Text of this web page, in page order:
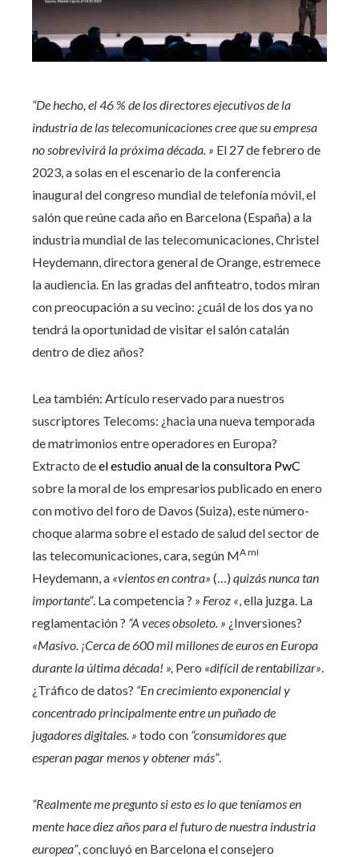
“De hecho, el 46 % de los directores ejecutivos de la
industria de las telecomunicaciones cree que su empresa
no sobrevivirá la próxima década. » El 27 de febrero de
2023, a solas en el escenario de la conferencia
inaugural del congreso mundial de telefonía móvil, el
salón que reúne cada año en Barcelona (España) a la
industria mundial de las telecomunicaciones, Christel
Heydemann, directora general de Orange, estremece
la audiencia. En las gradas del anfiteatro, todos miran
con preocupación a su vecino: ¿cuál de los dos ya no
tendrá la oportunidad de visitar el salón catalán
dentro de diez años?
Lea también: Artículo reservado para nuestros
suscriptores Telecoms: ¿hacia una nueva temporada
de matrimonios entre operadores en Europa?
Extracto deel estudio anual de la consultora PwC
sobre la moral de los empresarios publicado en enero
con motivo del foro de Davos (Suiza), este número-
choque alarma sobre el estado de salud del sector de
las telecomunicaciones, cara, según MA mí
Heydemann, a «vientos en contra» (…) quizás nunca tan
importante”. La competencia ? » Feroz «, ella juzga. La
reglamentación ? “A veces obsoleto. » ¿Inversiones?
«Masivo. ¡Cerca de 600 mil millones de euros en Europa
durante la última década! », Pero «difícil de rentabilizar».
¿Tráfico de datos? “En crecimiento exponencial y
concentrado principalmente entre un puñado de
jugadores digitales. » todo con “consumidores que
esperan pagar menos y obtener más”.
“Realmente me pregunto si esto es lo que teníamos en
mente hace diez años para el futuro de nuestra industria
europea”, concluyó en Barcelona el consejero